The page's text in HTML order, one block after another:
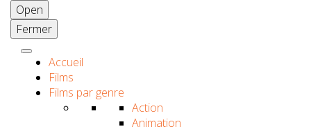
Open
Fermer
Accueil
Films
Films par genre
Action
Animation